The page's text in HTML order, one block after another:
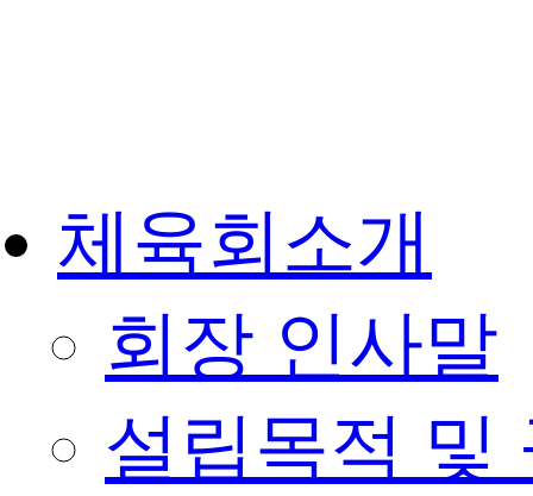
체육회소개
회장 인사말
설립목적 및